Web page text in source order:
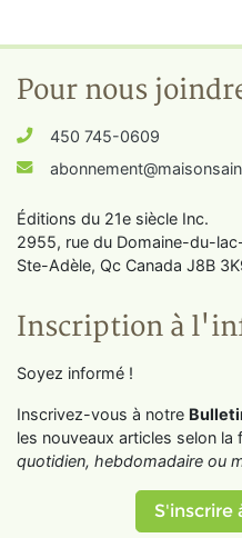
Pour nous
450 745-0609
Éditions du 21e siècle Inc.
2955, rue du Domaine-du-
Ste-Adèle, Qc Canada J8B
Inscription à
Soyez informé !
Inscrivez-vous à notre
les nouveaux articles selon
quotidien, hebdomadaire ou
S'inscrire